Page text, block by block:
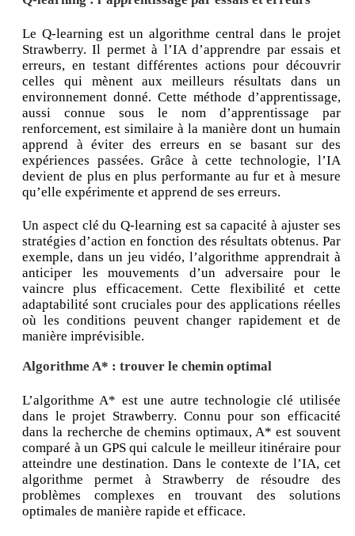
Le Q-learning est un algorithme central dans le projet
Strawberry. Il permet à l’IA d’apprendre par essais et
erreurs, en testant différentes actions pour découvrir
celles qui mènent aux meilleurs résultats dans un
environnement donné. Cette méthode d’apprentissage,
aussi connue sous le nom d’apprentissage par
renforcement, est similaire à la manière dont un humain
apprend à éviter des erreurs en se basant sur des
expériences passées. Grâce à cette technologie, l’IA
devient de plus en plus performante au fur et à mesure
qu’elle expérimente et apprend de ses erreurs.
Un aspect clé du Q-learning est sa capacité à ajuster ses
stratégies d’action en fonction des résultats obtenus. Par
exemple, dans un jeu vidéo, l’algorithme apprendrait à
anticiper les mouvements d’un adversaire pour le
vaincre plus efficacement. Cette flexibilité et cette
adaptabilité sont cruciales pour des applications réelles
où les conditions peuvent changer rapidement et de
manière imprévisible.
Algorithme A* : trouver le chemin optimal
L’algorithme A* est une autre technologie clé utilisée
dans le projet Strawberry. Connu pour son efficacité
dans la recherche de chemins optimaux, A* est souvent
comparé à un GPS qui calcule le meilleur itinéraire pour
atteindre une destination. Dans le contexte de l’IA, cet
algorithme permet à Strawberry de résoudre des
problèmes complexes en trouvant des solutions
optimales de manière rapide et efficace.